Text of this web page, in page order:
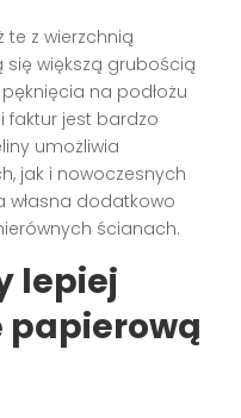
te z wierzchnią
większą grubością
na podłożu
faktur jest bardzo
umożliwia
jak i nowoczesnych
własna dodatkowo
ścianach.
lepiej